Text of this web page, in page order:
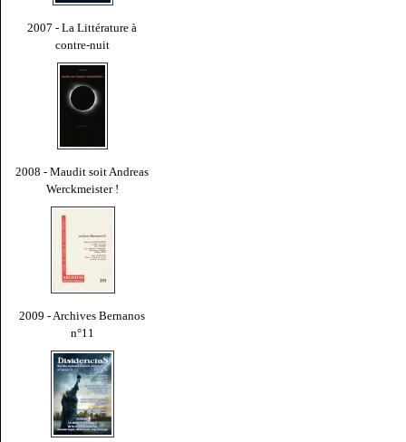
2007 - La Littérature à
contre-nuit
2008 - Maudit soit Andreas
Werckmeister !
2009 - Archives Bernanos
n°11